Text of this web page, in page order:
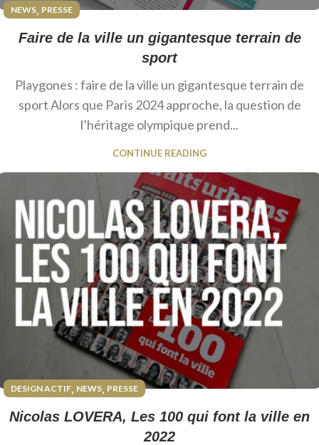
NEWS, PRESSE
Faire de la ville un gigantesque terrain de
sport
Playgones : faire de la ville un gigantesque terrain de
sport Alors que Paris 2024 approche, la question de
l’héritage olympique prend...
CONTINUE READING
DESIGN ACTIF, NEWS, PRESSE
Nicolas LOVERA, Les 100 qui font la ville en
2022